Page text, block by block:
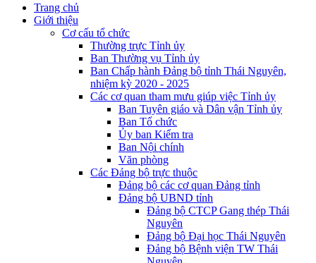
Trang chủ
Giới thiệu
Cơ cấu tổ chức
Thường trực Tỉnh ủy
Ban Thường vụ Tỉnh ủy
Ban Chấp hành Đảng bộ tỉnh Thái Nguyên,
nhiệm kỳ 2020 - 2025
Các cơ quan tham mưu giúp việc Tỉnh ủy
Ban Tuyên giáo và Dân vận Tỉnh ủy
Ban Tổ chức
Ủy ban Kiểm tra
Ban Nội chính
Văn phòng
Các Đảng bộ trực thuộc
Đảng bộ các cơ quan Đảng tỉnh
Đảng bộ UBND tỉnh
Đảng bộ CTCP Gang thép Thái
Nguyên
Đảng bộ Đại học Thái Nguyên
Đảng bộ Bệnh viện TW Thái